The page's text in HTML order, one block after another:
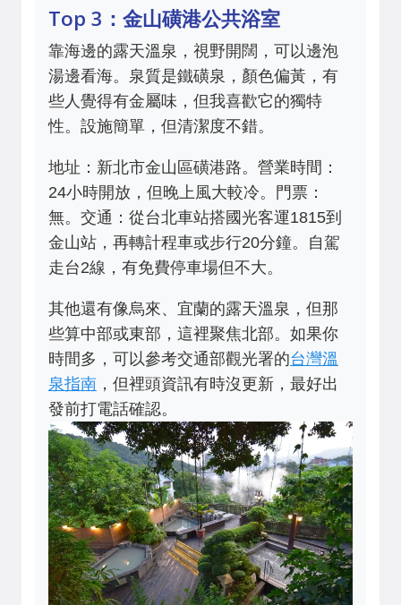
Top 3：金山磺港公共浴室
靠海邊的露天溫泉，視野開闊，可以邊泡
湯邊看海。泉質是鐵磺泉，顏色偏黃，有
些人覺得有金屬味，但我喜歡它的獨特
性。設施簡單，但清潔度不錯。
地址：新北市金山區磺港路。營業時間：
24小時開放，但晚上風大較冷。門票：
無。交通：從台北車站搭國光客運1815到
金山站，再轉計程車或步行20分鐘。自駕
走台2線，有免費停車場但不大。
其他還有像烏來、宜蘭的露天溫泉，但那
些算中部或東部，這裡聚焦北部。如果你
時間多，可以參考交通部觀光署的台灣溫
泉指南 ，但裡頭資訊有時沒更新，最好出
發前打電話確認。